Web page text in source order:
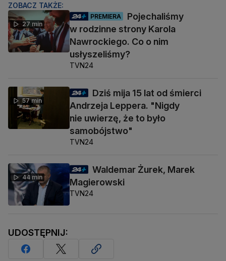
ZOBACZ TAKŻE:
27 min
PREMIERA
Pojechaliśmy
w rodzinne strony Karola
Nawrockiego. Co o nim
usłyszeliśmy?
TVN24
57 min
Dziś mija 15 lat od śmierci
Andrzeja Leppera. "Nigdy
nie uwierzę, że to było
samobójstwo"
TVN24
44 min
Waldemar Żurek, Marek
Magierowski
TVN24
UDOSTĘPNIJ: